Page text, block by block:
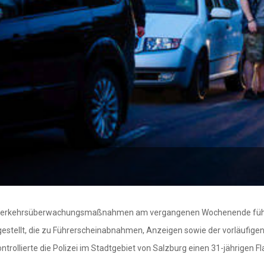
am vergangenen Wochenende
die zu Führerscheinabnahmen, Anzeigen sowie der
die Polizei im Stadtgebiet von Salzburg einen 31-jährigen